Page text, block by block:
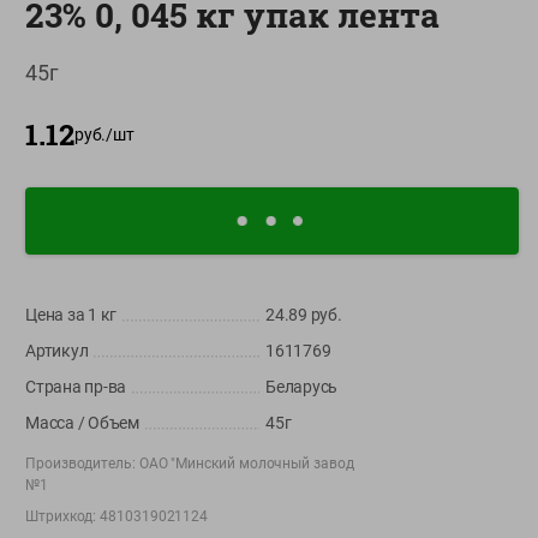
О сервисе
Настройки файлов cookie
доставкой и бонусной картой
Store
Play
+375 44 560-60-61
Время работы Call-центра: Пн.- Пт. с 09.00 до 17.00, СБ, ВС -
выходной
shop@green-market.by
23% 0, 045 кг упак лента
45г
1.12руб./шт
Цена за 1 кг 24.89 руб.
Артикул
1611769
Страна пр-ва
Беларусь
Масса / Объем
45г
Производитель: ОАО "Минский молочный завод
№1
Штрихкод:4810319021124